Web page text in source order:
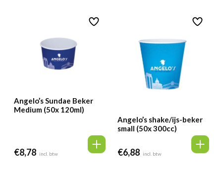
Angelo’s Sundae Beker
Medium (50x 120ml)
€8,78 incl. btw
Angelo’s shake/ijs-beker
small (50x 300cc)
€6,88 incl. btw